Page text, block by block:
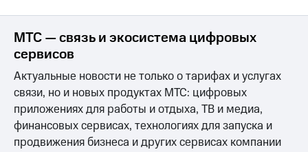
МТС — связь и экосистема цифровых
сервисов
Актуальные новости не только о тарифах и услугах
связи, но и новых продуктах МТС: цифровых
приложениях для работы и отдыха, ТВ и медиа,
финансовых сервисах, технологиях для запуска и
продвижения бизнеса и других сервисах компании